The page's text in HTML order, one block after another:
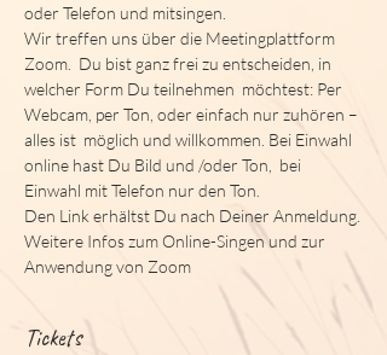
oder Telefon und mitsingen.
Wir treffen uns über die Meetingplattform
Zoom.  Du bist ganz frei zu entscheiden, in
welcher Form Du teilnehmen  möchtest: Per
Webcam, per Ton, oder einfach nur zuhören –
alles ist  möglich und willkommen. Bei Einwahl
online hast Du Bild und /oder Ton,  bei
Einwahl mit Telefon nur den Ton.
Den Link erhältst Du nach Deiner Anmeldung.
Weitere Infos zum Online-Singen und zur
Anwendung von Zoom
Tickets